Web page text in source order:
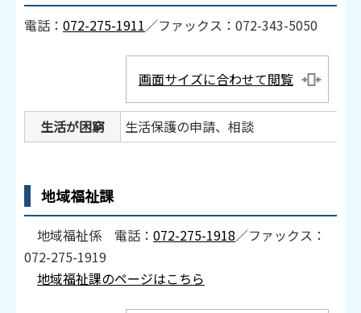
電話： 072-275-1911／ファックス：072-343-5050
画面サイズに合わせて閲覧
生活が困窮 生活保護の申請、相談
地域福祉課
地域福祉係 電話： 072-275-1918／ファックス：
072-275-1919
地域福祉課のページはこちら